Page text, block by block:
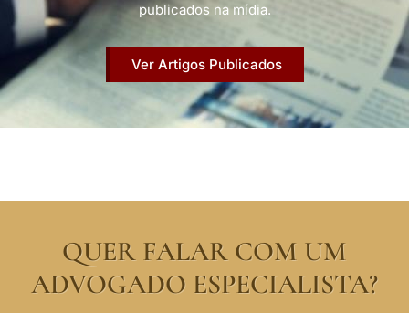
publicados na mídia.
Ver Artigos Publicados
QUER FALAR COM UM
ADVOGADO ESPECIALISTA?